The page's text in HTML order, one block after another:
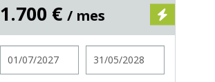
1.700 € / mes